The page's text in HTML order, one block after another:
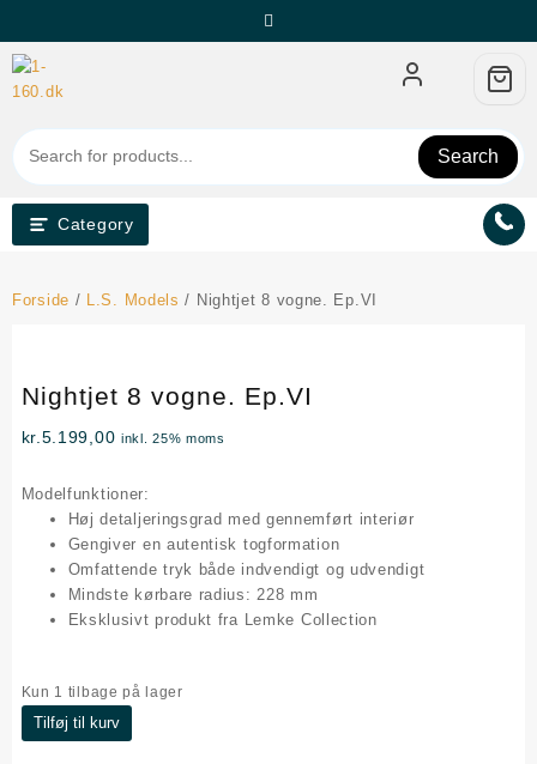
content
Search
Category
Forside / L.S. Models / Nightjet 8 vogne. Ep.VI
Nightjet 8 vogne. Ep.VI
kr. 5.199,00 inkl. 25% moms
Modelfunktioner:
Høj detaljeringsgrad med gennemført interiør
Gengiver en autentisk togformation
Omfattende tryk både indvendigt og udvendigt
Mindste kørbare radius: 228 mm
Eksklusivt produkt fra Lemke Collection
Kun 1 tilbage på lager
Nightjet
8
Tilføj til kurv